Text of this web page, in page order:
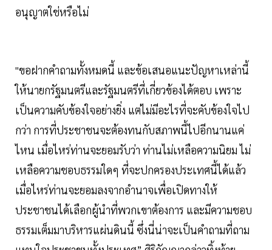
อนุญาตใช่หรือไม่
"ขอฝากคำถามทั้งหมดนี้ และข้อเสนอแนะปัญหาเหล่านี้
ให้นายกรัฐมนตรีและรัฐมนตรีที่เกี่ยวข้องได้ตอบ เพราะ
เป็นความคับข้องใจอย่างยิ่ง แต่ไม่มีอะไรที่จะคับข้องใจไป
กว่า การที่ประชาชนจะต้องทนกับสภาพนี้ไปอีกนานแค่
ไหน เมื่อไหร่ท่านจะยอมรับว่า ท่านไม่เหลือความนิยม ไม่
เหลือความชอบธรรมใดๆ ที่จะปกครองประเทศนี้ได้แล้ว
เมื่อไหร่ท่านจะยอมลงจากอำนาจเพื่อเปิดทางให้
ประชาชนได้เลือกผู้นำที่พวกเขาต้องการ และมีความชอบ
ธรรมเต็มมาบริหารแผ่นดินนี้ ซึ่งนี่น่าจะเป็นคำถามที่ถาม